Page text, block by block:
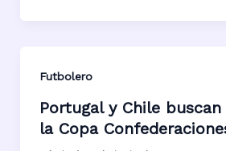
Futbolero
Portugal y Chile
la Copa